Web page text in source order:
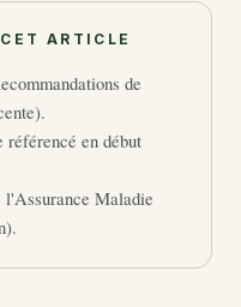
ARTICLE
de
en début
Maladie